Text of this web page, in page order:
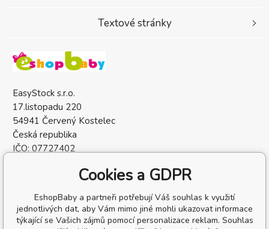
EasyStock s.r.o.
17.listopadu 220
54941 Červený Kostelec
Česká republika
IČO: 07727402
Textové stránky
Cookies a GDPR
EshopBaby a partneři potřebují Váš souhlas k využití
jednotlivých dat, aby Vám mimo jiné mohli ukazovat informace
týkající se Vašich zájmů pomocí personalizace reklam. Souhlas